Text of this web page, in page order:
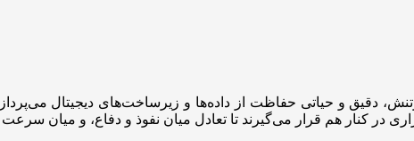
دقیق و حیاتی حفاظت از داده‌ها و زیرساخت‌های دیجیتال
در کنار هم قرار می‌گیرند تا تعادل میان نفوذ و دفاع، و میان سرعت